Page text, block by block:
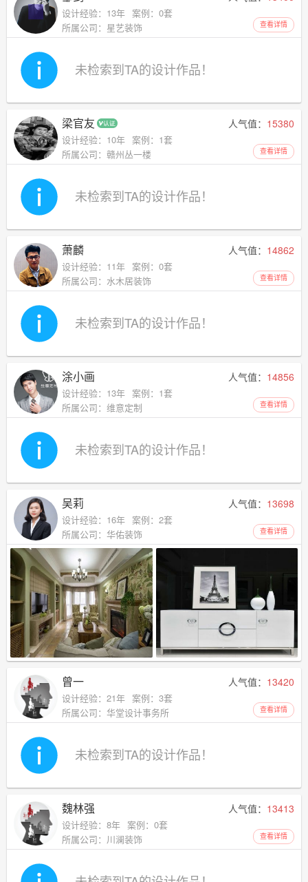
查看详情
设计经验：13年 案例：0套
所属公司：星艺装饰
未检索到TA的设计作品！
梁官友 人气值： 15380
查看详情
设计经验：10年 案例：1套
所属公司：赣州丛一楼
未检索到TA的设计作品！
萧麟 人气值： 14862
查看详情
设计经验：11年 案例：0套
所属公司：水木居装饰
未检索到TA的设计作品！
涂小画 人气值： 14856
查看详情
设计经验：13年 案例：1套
所属公司：维意定制
未检索到TA的设计作品！
吴莉 人气值： 13698
查看详情
设计经验：16年 案例：2套
所属公司：华佑装饰
曾一 人气值： 13420
查看详情
设计经验：21年 案例：3套
所属公司：华堂设计事务所
未检索到TA的设计作品！
魏林强 人气值： 13413
查看详情
设计经验：8年 案例：0套
所属公司：川澜装饰